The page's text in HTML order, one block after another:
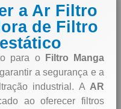
a Ar Filtro
de Filtro
para o
Filtro Manga
a segurança e a
industrial. A AR
ao oferecer filtros